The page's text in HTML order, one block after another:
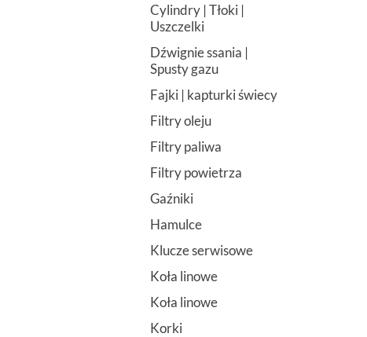
Cylindry | Tłoki |
Uszczelki
Dźwignie ssania |
Spusty gazu
Fajki | kapturki świecy
Filtry oleju
Filtry paliwa
Filtry powietrza
Gaźniki
Hamulce
Klucze serwisowe
Koła linowe
Koła linowe
Korki